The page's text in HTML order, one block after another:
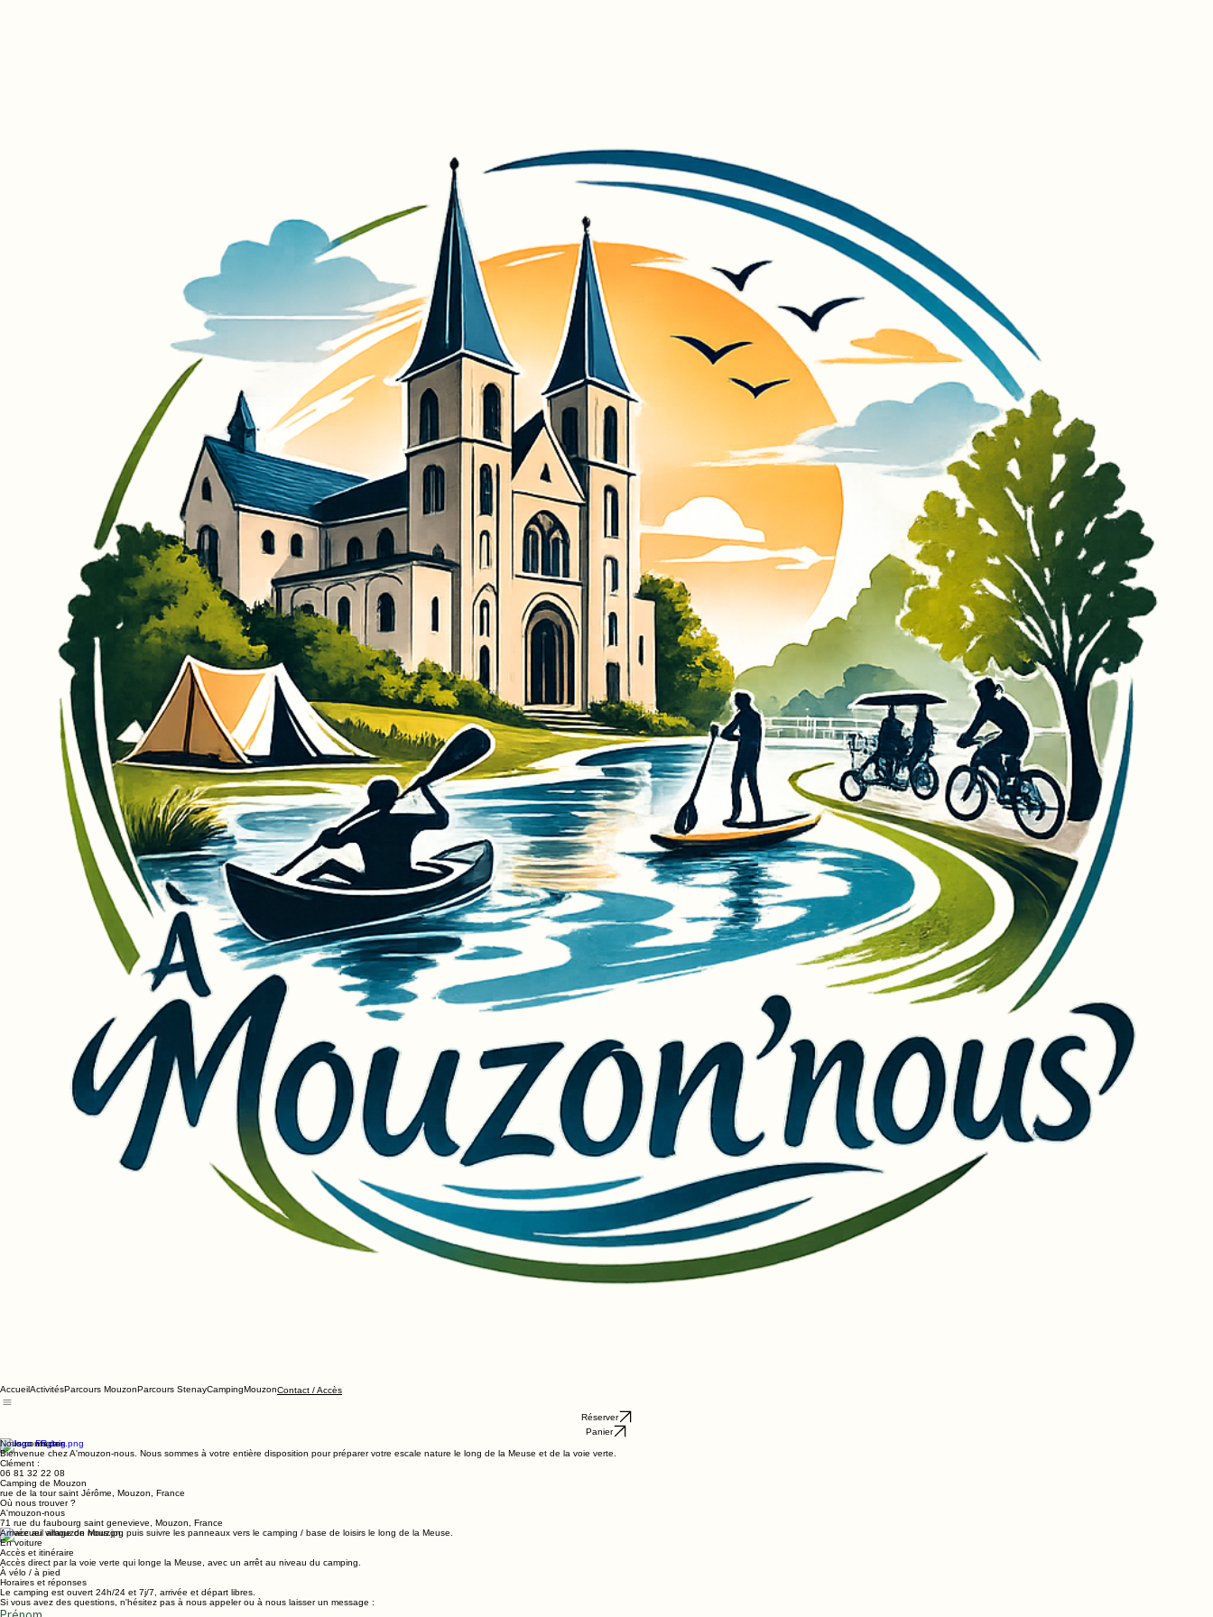
Réserver
Panier
Nous contacter
Bienvenue chez A'mouzon-nous. Nous sommes à votre entière disposition pour préparer votre escale nature le long de la Meuse et de la voie verte.
Clément :
06 81 32 22 08
Camping de Mouzon
rue de la tour saint Jérôme, Mouzon, France
Où nous trouver ?
A'mouzon-nous
71 rue du faubourg saint genevieve, Mouzon, France
Arrivée au village de Mouzon, puis suivre les panneaux vers le camping / base de loisirs le long de la Meuse.
En voiture
Accès et itinéraire
Accès direct par la voie verte qui longe la Meuse, avec un arrêt au niveau du camping.
À vélo / à pied
Horaires et réponses
Le camping est ouvert 24h/24 et 7j/7, arrivée et départ libres.